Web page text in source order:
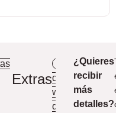
Extras
Aerotermia
de concepto
working
de tenis
¿Quieres
recibir
más
detalles?